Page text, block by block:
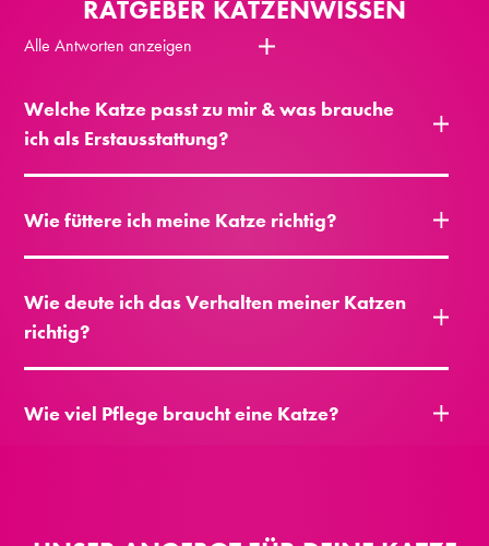
RATGEBER KATZENWISSEN
Alle Antworten anzeigen
Welche Katze passt zu mir & was brauche
ich als Erstausstattung?
Wie füttere ich meine Katze richtig?
Wie deute ich das Verhalten meiner Katzen
richtig?
Wie viel Pflege braucht eine Katze?